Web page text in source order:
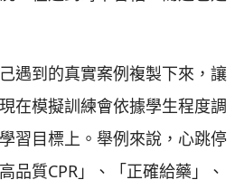
遇到的真實案例複製下來，讓
在模擬訓練會依據學生程度調
習目標上。舉例來說，心跳停
品質CPR」、「正確給藥」、